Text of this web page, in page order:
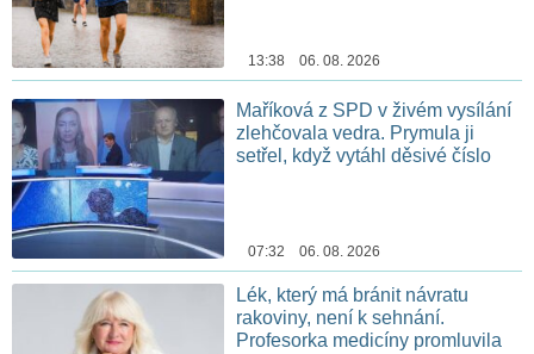
13:38 06. 08. 2026
Maříková z SPD v živém vysílání
zlehčovala vedra. Prymula ji
setřel, když vytáhl děsivé číslo
07:32 06. 08. 2026
Lék, který má bránit návratu
rakoviny, není k sehnání.
Profesorka medicíny promluvila